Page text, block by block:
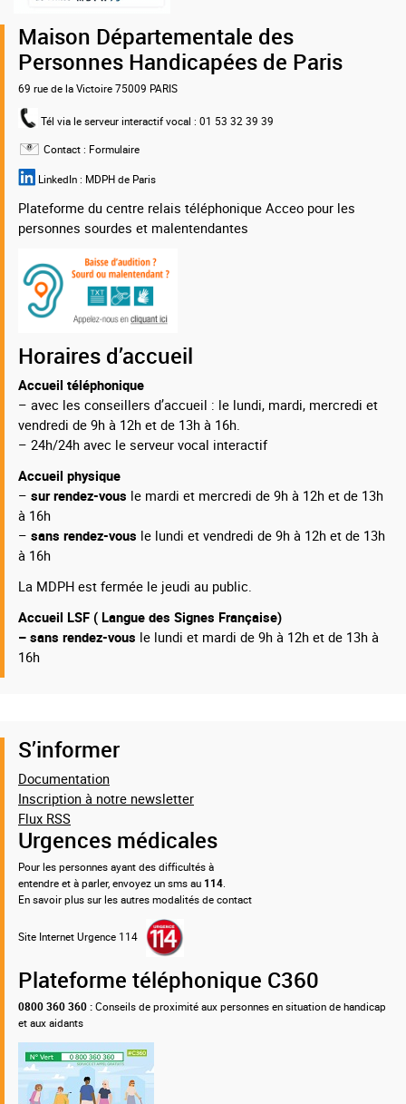
Maison Départementale des
Personnes Handicapées de Paris
69 rue de la Victoire 75009 PARIS
Tél via le serveur interactif vocal : 01 53 32 39 39
Contact : Formulaire
LinkedIn : MDPH de Paris
Plateforme du centre relais téléphonique Acceo pour les
personnes sourdes et malentendantes
Horaires d’accueil
Accueil téléphonique
– avec les conseillers d’accueil : le lundi, mardi, mercredi et
vendredi de 9h à 12h et de 13h à 16h.
– 24h/24h avec le serveur vocal interactif
Accueil physique
– sur rendez-vous le mardi et mercredi de 9h à 12h et de 13h
à 16h
– sans rendez-vous le lundi et vendredi de 9h à 12h et de 13h
à 16h
La MDPH est fermée le jeudi au public.
Accueil LSF ( Langue des Signes Française)
– sans rendez-vous le lundi et mardi de 9h à 12h et de 13h à
16h
S’informer
Documentation
Inscription à notre newsletter
Flux RSS
Urgences médicales
Pour les personnes ayant des difficultés à
entendre et à parler, envoyez un sms au 114.
En savoir plus sur les autres modalités de contact
Site Internet Urgence 114
Plateforme téléphonique C360
0800 360 360 : Conseils de proximité aux personnes en situation de handicap
et aux aidants